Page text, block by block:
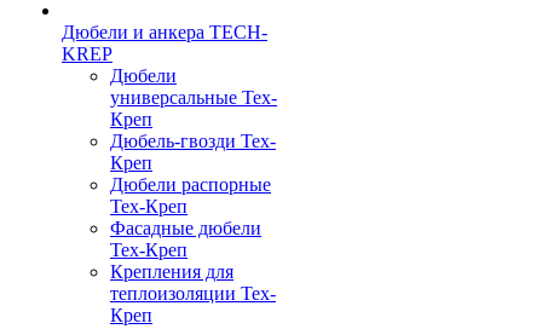
Дюбели и анкера TECH-
KREP
Дюбели
универсальные Тех-
Креп
Дюбель-гвозди Тех-
Креп
Дюбели распорные
Тех-Креп
Фасадные дюбели
Тех-Креп
Крепления для
теплоизоляции Тех-
Креп